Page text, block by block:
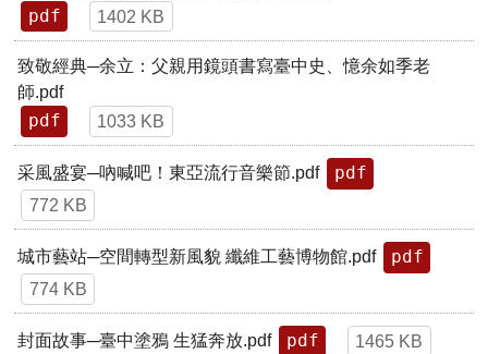
pdf 1402 KB
致敬經典─余立：父親用鏡頭書寫臺中史、憶余如季老
師.pdf
pdf 1033 KB
采風盛宴─吶喊吧！東亞流行音樂節.pdf pdf
772 KB
城市藝站─空間轉型新風貌 纖維工藝博物館.pdf pdf
774 KB
封面故事─臺中塗鴉 生猛奔放.pdf pdf 1465 KB